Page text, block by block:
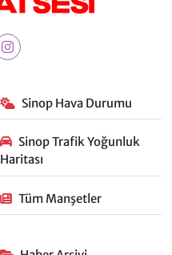
Sinop Hava Durumu
Sinop Trafik Yoğunluk
Haritası
Tüm Manşetler